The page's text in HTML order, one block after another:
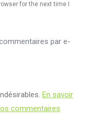
for the next time I
par e-
En savoir
commentaires